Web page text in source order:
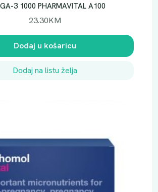
3 1000 PHARMAVITAL A100
23.30KM
Dodaj u košaricu
Dodaj na listu želja